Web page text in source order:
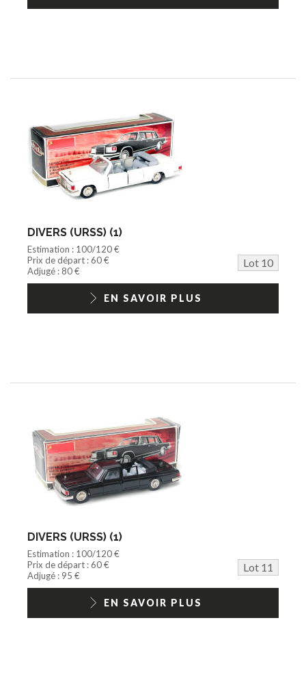
DIVERS (URSS) (1)
Estimation : 100/120 €
Prix de départ : 60 €
Lot 10
Adjugé : 80 €
EN SAVOIR PLUS
DIVERS (URSS) (1)
Estimation : 100/120 €
Prix de départ : 60 €
Lot 11
Adjugé : 95 €
EN SAVOIR PLUS